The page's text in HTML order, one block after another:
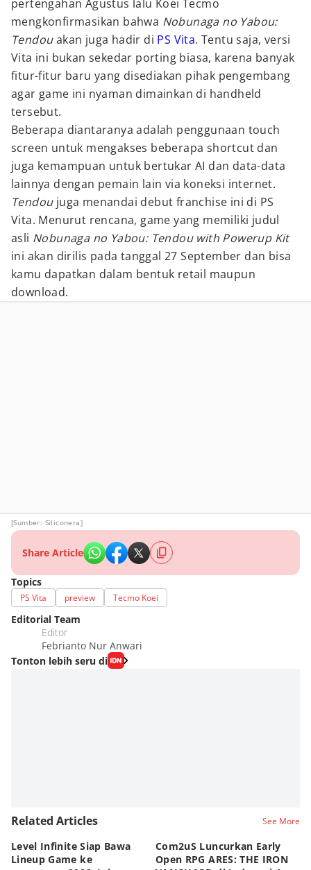
pertengahan Agustus lalu Koei Tecmo
mengkonfirmasikan bahwa Nobunaga no Yabou:
Tendouakan juga hadir di PS Vita. Tentu saja, versi
Vita ini bukan sekedar porting biasa, karena banyak
fitur-fitur baru yang disediakan pihak pengembang
agar game ini nyaman dimainkan di handheld
tersebut.
Beberapa diantaranya adalah penggunaan touch
screen untuk mengakses beberapa shortcut dan
juga kemampuan untuk bertukar AI dan data-data
lainnya dengan pemain lain via koneksi internet.
Tendoujuga menandai debut franchise ini di PS
Vita. Menurut rencana, game yang memiliki judul
asli Nobunaga no Yabou: Tendou with Powerup Kit
ini akan dirilis pada tanggal 27 September dan bisa
kamu dapatkan dalam bentuk retail maupun
download.
[Sumber: Siliconera]
Share Article
Topics
PS Vita preview Tecmo Koei
Editorial Team
Editor
Febrianto Nur Anwari
Tonton lebih seru di
Related Articles See More
Level Infinite Siap Bawa
Lineup Game ke
Com2uS Luncurkan Early
Open RPG ARES: THE IRON